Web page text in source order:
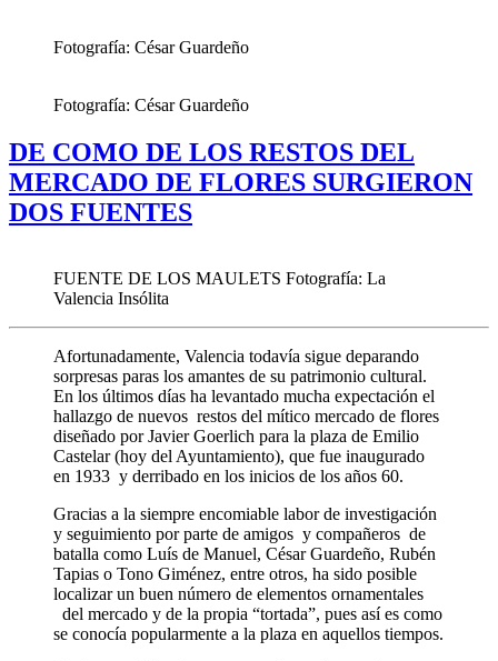
Fotografía: César Guardeño
Fotografía: César Guardeño
DE COMO DE LOS RESTOS DEL
MERCADO DE FLORES SURGIERON
DOS FUENTES
FUENTE DE LOS MAULETS Fotografía: La
Valencia Insólita
Afortunadamente, Valencia todavía sigue deparando
sorpresas paras los amantes de su patrimonio cultural.
En los últimos días ha levantado mucha expectación el
hallazgo de nuevos restos del mítico mercado de flores
diseñado por Javier Goerlich para la plaza de Emilio
Castelar (hoy del Ayuntamiento), que fue inaugurado
en 1933 y derribado en los inicios de los años 60.
Gracias a la siempre encomiable labor de investigación
y seguimiento por parte de amigos y compañeros de
batalla como Luís de Manuel, César Guardeño, Rubén
Tapias o Tono Giménez, entre otros, ha sido posible
localizar un buen número de elementos ornamentales
del mercado y de la propia “tortada”, pues así es como
se conocía popularmente a la plaza en aquellos tiempos.